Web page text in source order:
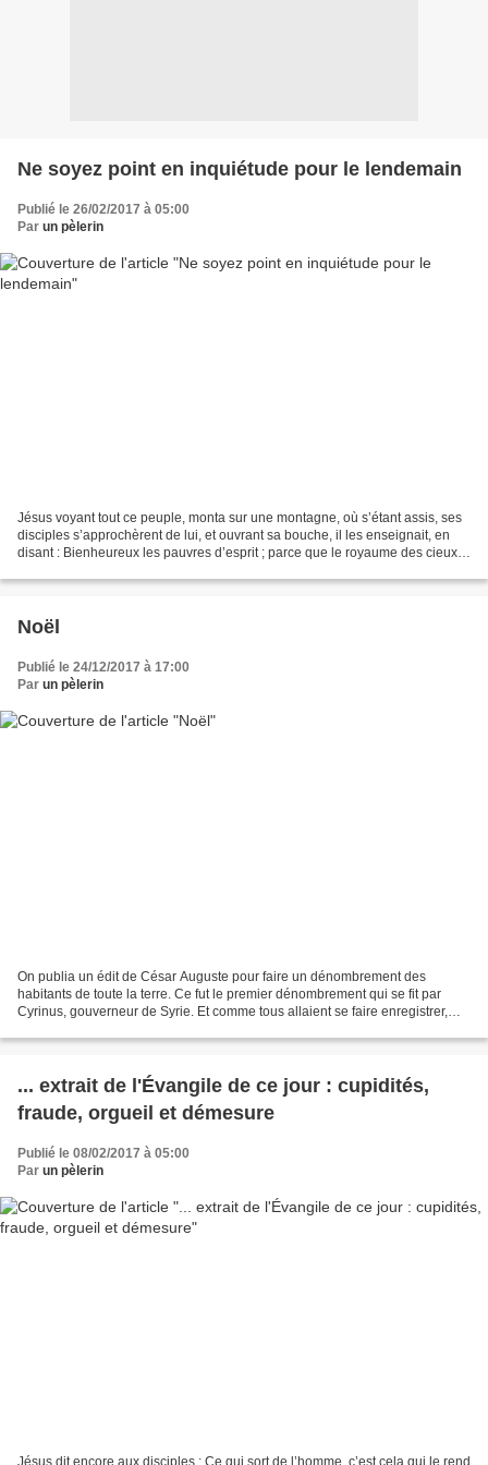
Ne soyez point en inquiétude pour le lendemain
Publié le 26/02/2017 à 05:00
Par un pèlerin
Jésus voyant tout ce peuple, monta sur une montagne, où s’étant assis, ses
disciples s’approchèrent de lui, et ouvrant sa bouche, il les enseignait, en
disant : Bienheureux les pauvres d’esprit ; parce que le royaume des cieux
Noël
Publié le 24/12/2017 à 17:00
Par un pèlerin
On publia un édit de César Auguste pour faire un dénombrement des
habitants de toute la terre. Ce fut le premier dénombrement qui se fit par
Cyrinus, gouverneur de Syrie. Et comme tous allaient se faire enregistrer,
... extrait de l'Évangile de ce jour : cupidités,
fraude, orgueil et démesure
Publié le 08/02/2017 à 05:00
Par un pèlerin
Jésus dit encore aux disciples : Ce qui sort de l’homme, c’est cela qui le rend